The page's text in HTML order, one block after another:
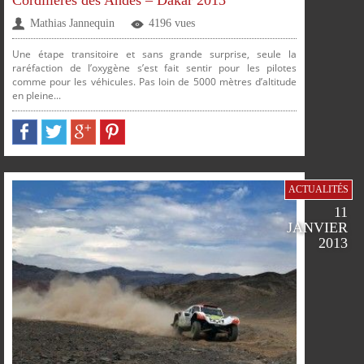
PLUS
FACEBOOKTWITTERGOOGLEPINTEREST
PARTAGERPARTAGERPARTAGERPARTAGER
Mathias Jannequin 4196 vues
Une étape transitoire et sans grande surprise, seule la
raréfaction de l’oxygène s’est fait sentir pour les pilotes
comme pour les véhicules. Pas loin de 5000 mètres d’altitude
en pleine...
ACTUALITÉS
11
JANVIER
2013